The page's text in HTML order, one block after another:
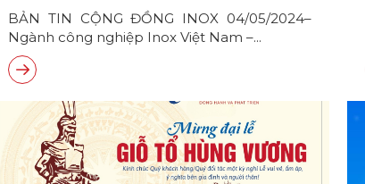
BẢN TIN CỘNG ĐỒNG INOX 04/05/2024–
Ngành công nghiệp Inox Việt Nam –...